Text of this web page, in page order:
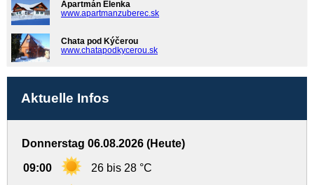
Apartmán Elenka
www.apartmanzuberec.sk
Chata pod Kýčerou
www.chatapodkycerou.sk
Aktuelle Infos
Donnerstag 06.08.2026 (Heute)
09:00 26 bis 28 °C